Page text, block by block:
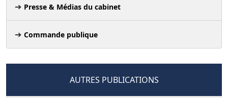
Presse & Médias du cabinet
Commande publique
AUTRES PUBLICATIONS